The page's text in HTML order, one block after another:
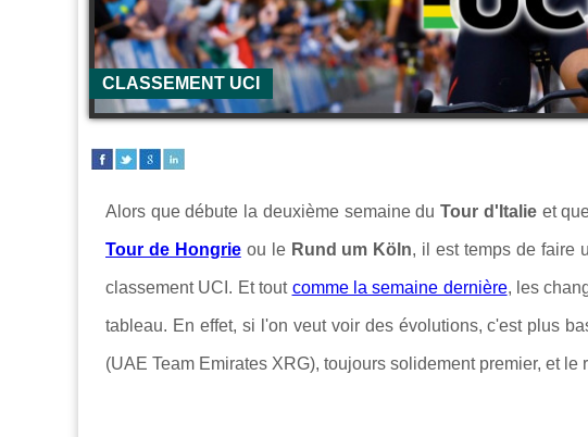
CLASSEMENT UCI
Alors que débute la deuxième semaine duTour d'Italie et
Tour de Hongrie ou le Rund um Köln, il est temps de faire
classement UCI. Et tout comme la semaine dernière, les
tableau. En effet, si l'on veut voir des évolutions, c'est plus
(UAE Team Emirates XRG), toujours solidement premier, et le